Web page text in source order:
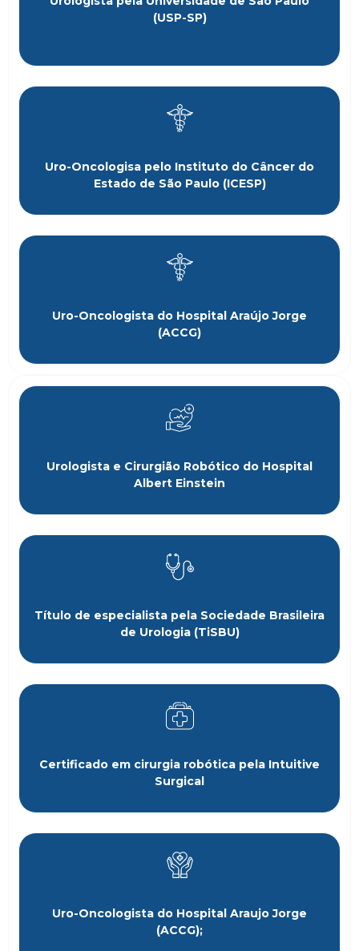
(USP-SP)
Uro-Oncologisa pelo Instituto do Câncer do
Estado de São Paulo (ICESP)
Uro-Oncologista do Hospital Araújo Jorge
(ACCG)
Urologista e Cirurgião Robótico do Hospital
Albert Einstein
Título de especialista pela Sociedade Brasileira
de Urologia (TiSBU)
Certificado em cirurgia robótica pela Intuitive
Surgical
Uro-Oncologista do Hospital Araujo Jorge
(ACCG);